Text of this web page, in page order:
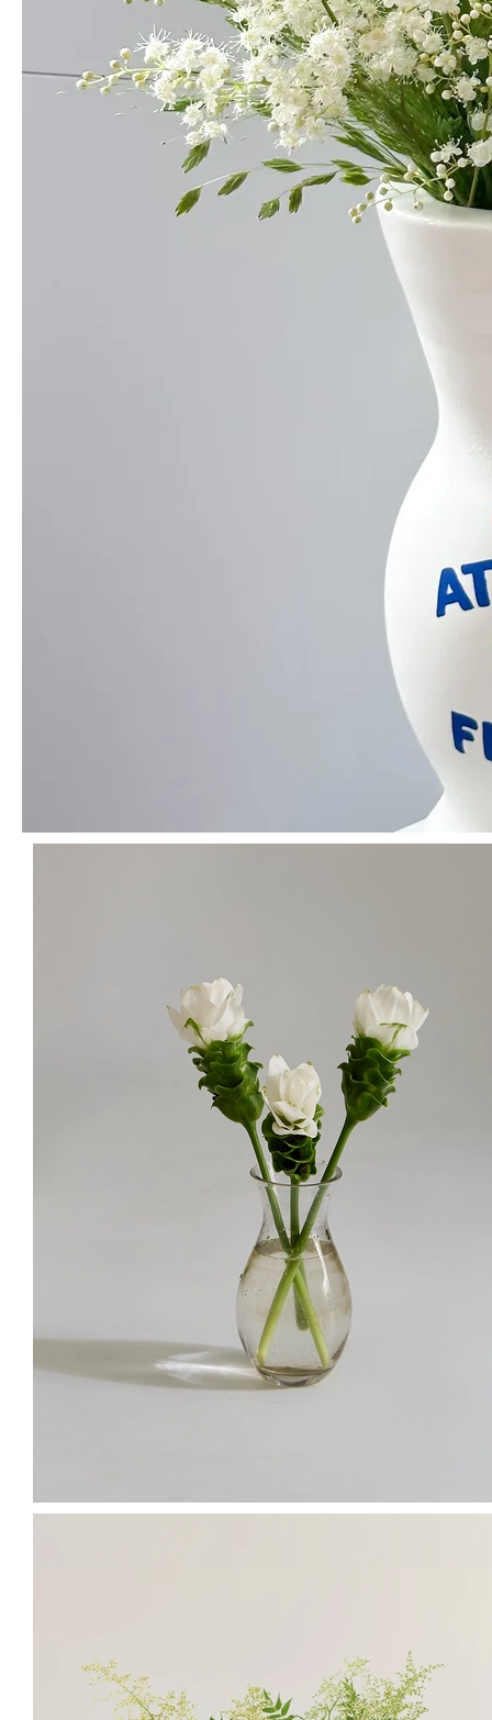
화병에 대충 꽂아두기만 해도 예쁘네요
님의 실제 후기입니다.
지겨워서 안 하려고 했는데 역시.. 기본 기본인가 봐요 ㅠ 싱싱하게 와서
별빛처럼✨ 쏟아지는 꽃 만끽 하고 있어요
님의 실제 후기입니다.